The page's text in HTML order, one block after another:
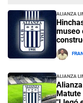
Alianza
museo
Alianza
Matute